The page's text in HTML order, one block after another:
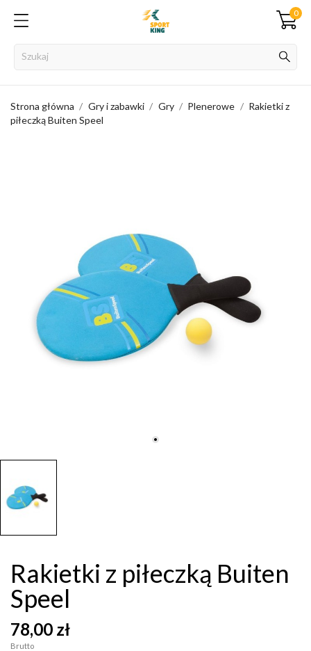
0
Strona główna Gry i zabawki Gry Plenerowe
Rakietki z
piłeczką Buiten Speel
Rakietki z piłeczką Buiten
Speel
78,00 zł
Brutto